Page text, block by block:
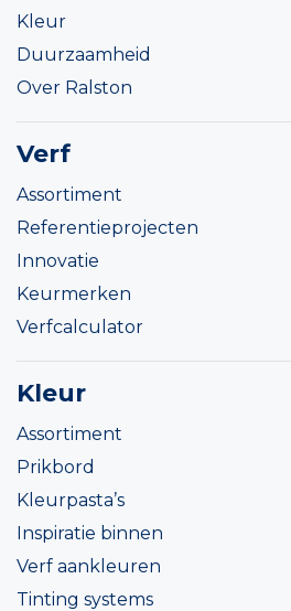
Kleur
Duurzaamheid
Over Ralston
Verf
Assortiment
Referentieprojecten
Innovatie
Keurmerken
Verfcalculator
Kleur
Assortiment
Prikbord
Kleurpasta’s
Inspiratie binnen
Verf aankleuren
Tinting systems